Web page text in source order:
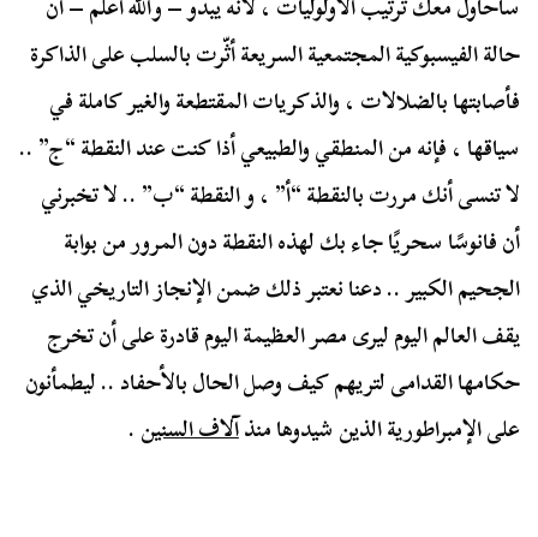
حالة الفيسبوكية المجتمعية السريعة أثّرت بالسلب على الذاكرة
فأصابتها بالضلالات ، والذكريات المقتطعة والغير كاملة في
سياقها ، فإنه من المنطقي والطبيعي أذا كنت عند النقطة “ج” ..
لا تنسى أنك مررت بالنقطة “أ” ، و النقطة “ب” .. لا تخبرني
أن فانوسًا سحريًا جاء بك لهذه النقطة دون المرور من بوابة
الجحيم الكبير .. دعنا نعتبر ذلك ضمن الإنجاز التاريخي الذي
يقف العالم اليوم ليرى مصر العظيمة اليوم قادرة على أن تخرج
حكامها القدامى لتريهم كيف وصل الحال بالأحفاد .. ليطمأنون
على الإمبراطورية الذين شيدوها منذآلاف السنين.